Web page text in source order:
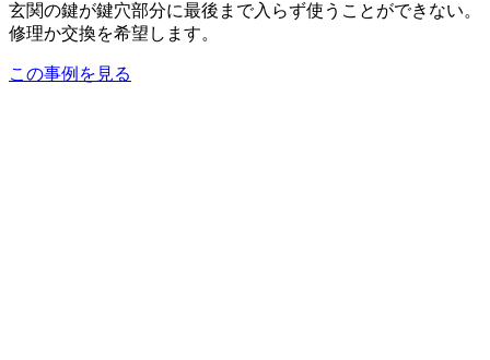
玄関の鍵が鍵穴部分に最後まで入らず使うことができない。
修理か交換を希望します。
この事例を見る